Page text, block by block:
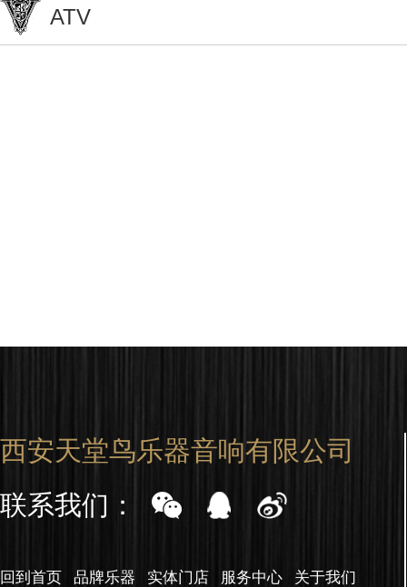
ATV
西安天堂鸟乐器音响有限公司
联系我们：
回到首页 品牌乐器 实体门店 服务中心 关于我们